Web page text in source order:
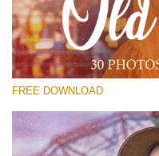
Small 800*533px
Old Film
(30 Overlays)
Luxury Wedding
FREE DOWNLOAD